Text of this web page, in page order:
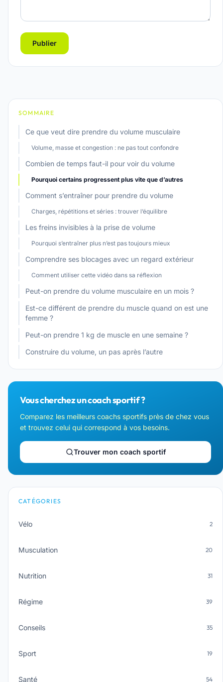
Publier
SOMMAIRE
Ce que veut dire prendre du volume musculaire
Volume, masse et congestion : ne pas tout confondre
Combien de temps faut-il pour voir du volume
Pourquoi certains progressent plus vite que d’autres
Comment s’entraîner pour prendre du volume
Charges, répétitions et séries : trouver l’équilibre
Les freins invisibles à la prise de volume
Pourquoi s’entraîner plus n’est pas toujours mieux
Comprendre ses blocages avec un regard extérieur
Comment utiliser cette vidéo dans sa réflexion
Peut-on prendre du volume musculaire en un mois ?
Est-ce différent de prendre du muscle quand on est une
femme ?
Peut-on prendre 1 kg de muscle en une semaine ?
Construire du volume, un pas après l’autre
Vous cherchez un coach sportif ?
Comparez les meilleurs coachs sportifs près de chez vous
et trouvez celui qui correspond à vos besoins.
Trouver mon coach sportif
CATÉGORIES
Vélo 2
Musculation 20
Nutrition 31
Régime 39
Conseils 35
Sport 19
Santé 54